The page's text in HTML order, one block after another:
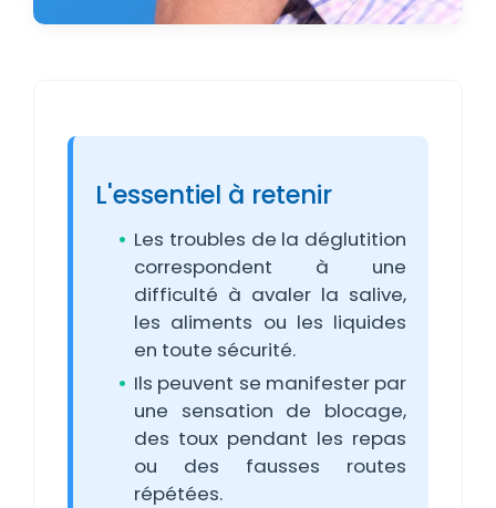
L'essentiel à retenir
Les troubles de la déglutition
correspondent à une
difficulté à avaler la salive,
les aliments ou les liquides
en toute sécurité.
Ils peuvent se manifester par
une sensation de blocage,
des toux pendant les repas
ou des fausses routes
répétées.